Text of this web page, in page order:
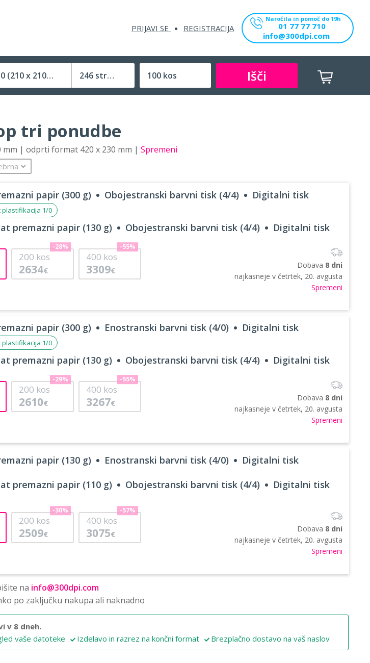
PRIJAVI SE REGISTRACIJA
Naročila in pomoč do 19h
01 77 77 710
info@300dpi.com
(210 x 210 mm)
(zaprte) tiskovine
246 strani Išči
tri ponudbe
| odprti format 420 x 230 mm | Spremeni
papir (300 g) Obojestranski barvni tisk (4/4) Digitalni tisk
1/0
premazni papir (130 g) Obojestranski barvni tisk (4/4) Digitalni tisk
200 kos
2634€
-28%
400 kos
3309€
-55%
Dobava 8 dni
najkasneje v četrtek, 20. avgusta
Spremeni
papir (300 g) Enostranski barvni tisk (4/0) Digitalni tisk
1/0
premazni papir (130 g) Obojestranski barvni tisk (4/4) Digitalni tisk
200 kos
2610€
-29%
400 kos
3267€
-55%
Dobava 8 dni
najkasneje v četrtek, 20. avgusta
Spremeni
papir (130 g) Enostranski barvni tisk (4/0) Digitalni tisk
premazni papir (110 g) Obojestranski barvni tisk (4/4) Digitalni tisk
200 kos
2509€
-30%
400 kos
3075€
-57%
Dobava 8 dni
najkasneje v četrtek, 20. avgusta
Spremeni
na info@300dpi.com
po zaključku nakupa ali naknadno
v 8 dneh.
vaše datoteke Izdelavo in razrez na končni format Brezplačno dostavo na vaš naslov